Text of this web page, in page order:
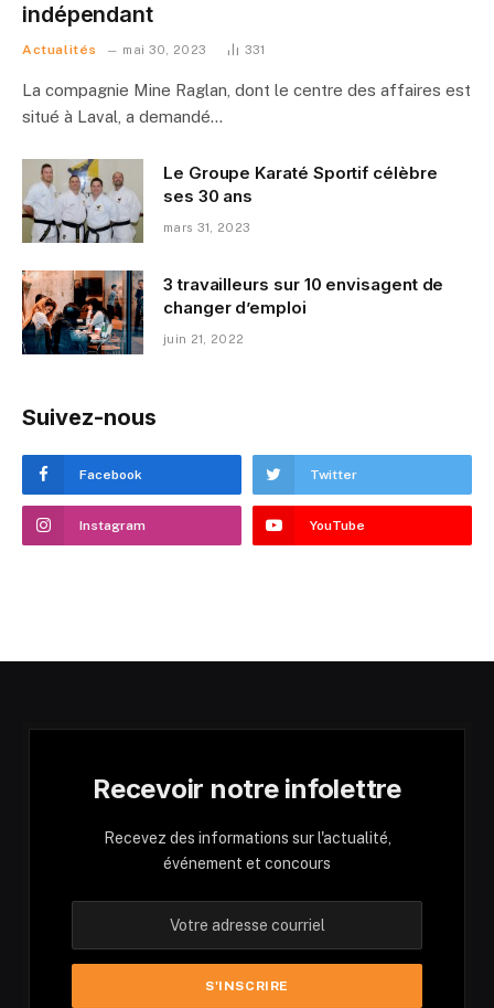
indépendant
Actualités mai 30, 2023 331
La compagnie Mine Raglan, dont le centre des affaires est
situé à Laval, a demandé…
Le Groupe Karaté Sportif célèbre
ses 30 ans
mars 31, 2023
3 travailleurs sur 10 envisagent de
changer d’emploi
juin 21, 2022
Suivez-nous
Facebook Twitter
Instagram YouTube
Recevoir notre infolettre
Recevez des informations sur l'actualité,
événement et concours